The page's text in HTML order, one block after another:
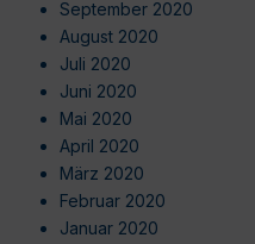
September 2020
August 2020
Juli 2020
Juni 2020
Mai 2020
April 2020
März 2020
Februar 2020
Januar 2020